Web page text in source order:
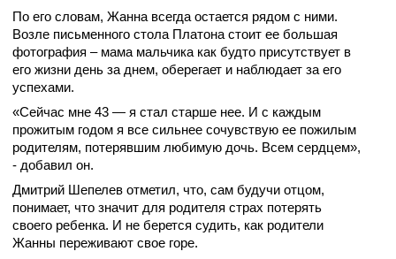
По его словам, Жанна всегда остается рядом с ними.
Возле письменного стола Платона стоит ее большая
фотография – мама мальчика как будто присутствует в
его жизни день за днем, оберегает и наблюдает за его
успехами.
«Сейчас мне 43 — я стал старше нее. И с каждым
прожитым годом я все сильнее сочувствую ее пожилым
родителям, потерявшим любимую дочь. Всем сердцем»,
- добавил он.
Дмитрий Шепелев отметил, что, сам будучи отцом,
понимает, что значит для родителя страх потерять
своего ребенка. И не берется судить, как родители
Жанны переживают свое горе.